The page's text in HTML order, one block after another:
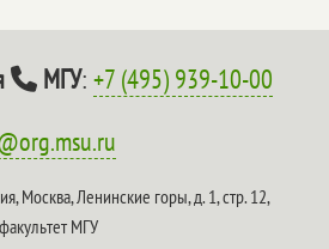
МГУ:+7 (495) 939-10-00
Москва, Ленинские горы, д. 1, стр. 12,
МГУ